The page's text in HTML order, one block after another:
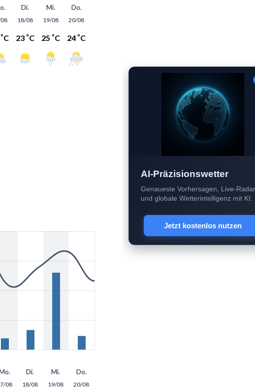
AI-Präzisionswetter
Genaueste Vorhersagen, Live-Radar
und globale Wetterintelligenz mit KI.
Jetzt kostenlos nutzen